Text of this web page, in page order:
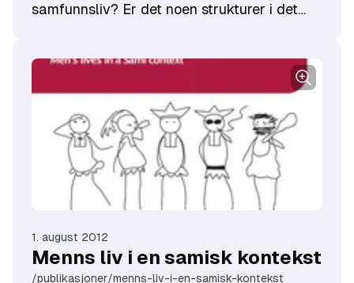
samfunnsliv? Er det noen strukturer i det
majoritetssamfunnet? Og når lulesamiske
kvinner først organiserte seg: Hvordan
gjorde de det- og hvilken betydning har det
hatt? StatsviterHarrieth Airafra Árran
lulesamiske senter
, har nylig gitt ut boken:
Samiske kvinner og samfunnsdeltakelse: En
studie av lulesamiske kvinners
medborgerskap på Orkana forlag. Samtalen
vi hadde med Aira ble grunnlag for to
1. august 2012
Menns liv i en samisk kontekst
/publikasjoner/menns-liv-i-en-samisk-kontekst